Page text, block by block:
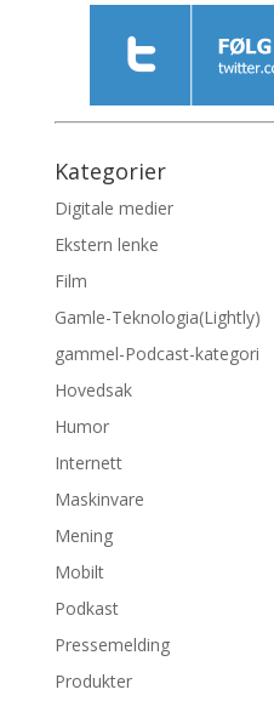
Kategorier
Digitale medier
Ekstern lenke
Film
Gamle-Teknologia(Lightly)
gammel-Podcast-kategori
Hovedsak
Humor
Internett
Maskinvare
Mening
Mobilt
Podkast
Pressemelding
Produkter